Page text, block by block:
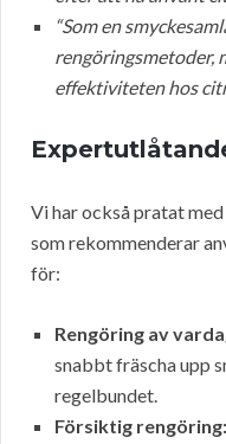
“Som en
rengöringsmetoder,
effektiviteten hos
Vi har också pratat
som rekommenderar
för:
Rengöring av
snabbt fräscha upp
regelbundet.
Försiktig rengöring: